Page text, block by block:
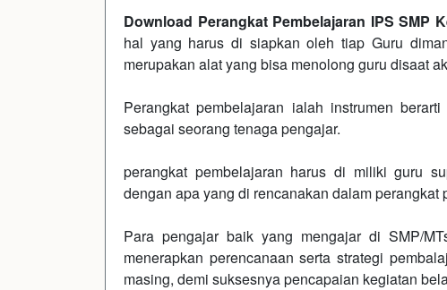
Download Perangkat Pembelajaran IPS SMP
hal yang harus di siapkan oleh tiap Guru
merupakan alat yang bisa menolong guru disaat
Perangkat pembelajaran ialah instrumen
sebagai seorang tenaga pengajar.
perangkat pembelajaran harus di miliki guru
dengan apa yang di rencanakan dalam perangkat
Para pengajar baik yang mengajar di SMP/
menerapkan perencanaan serta strategi
masing, demi suksesnya pencapaian kegiatan